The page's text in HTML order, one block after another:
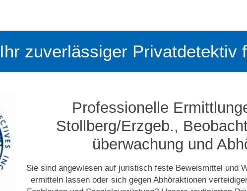
Ihr zuverlässiger Privatdetektiv
Professionelle
Stollberg/Erzgeb.,
überwachung und
Sie sind angewiesen auf juristisch feste Beweismittel und
ermitteln lassen oder sich gegen Abhöraktionen